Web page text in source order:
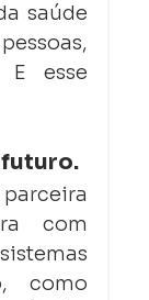
saúde
E esse
com
como